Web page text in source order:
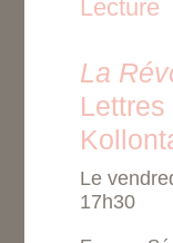
Lecture
La
Le
17h30